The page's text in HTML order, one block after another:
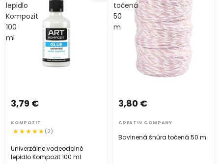
lepidlo
Kompozit
100
ml
Univerzálne vodeodolné
lepidlo Kompozit 100 ml
3,79 €
KOMPOZIT
(2)
točená
50
m
Bavlnená šnúra točená 50 m
3,80 €
CREATIV COMPANY